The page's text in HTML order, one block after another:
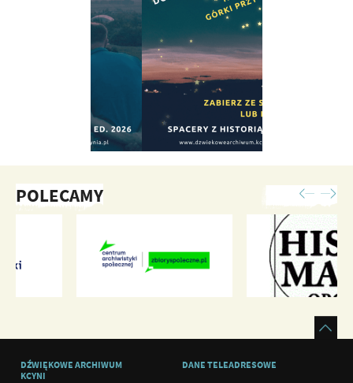
POLECAMY
DŹWIĘKOWE ARCHIWUM
KCYNI
DANE TELEADRESOWE